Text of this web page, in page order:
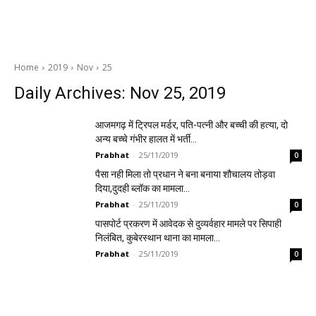
Home 2019 Nov 25
Daily Archives: Nov 25, 2019
आजमगढ़ में ट्रिपल मर्डर, पति-पत्नी और बच्ची की हत्या, दो
अन्य बच्चे गंभीर हालत में भर्ती…
Prabhat - 25/11/2019 0
पैसा नही मिला तो प्रधान ने बना बनाया शौचालय तोड़वा
दिया,दुदही ब्लॉक का मामला…
Prabhat - 25/11/2019 0
पासपोर्ट प्रकरण में आवेदक से दुव्यर्वहार मामले पर सिपाही
निलंबित, कुबेरस्थान थाना का मामला…
Prabhat - 25/11/2019 0